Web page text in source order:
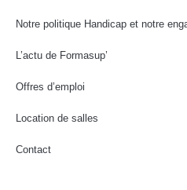
Notre politique Handicap et notre
L’actu de Formasup’
Offres d’emploi
Location de salles
Contact